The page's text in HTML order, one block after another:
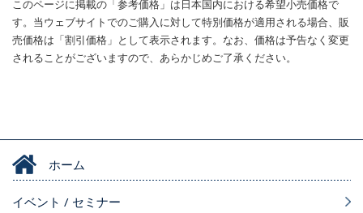
このページに掲載の「参考価格」は日本国内における希望小売価格で
す。当ウェブサイトでのご購入に対して特別価格が適用される場合、販
売価格は「割引価格」として表示されます。なお、価格は予告なく変更
されることがございますので、あらかじめご了承ください。
ホーム
イベント / セミナー